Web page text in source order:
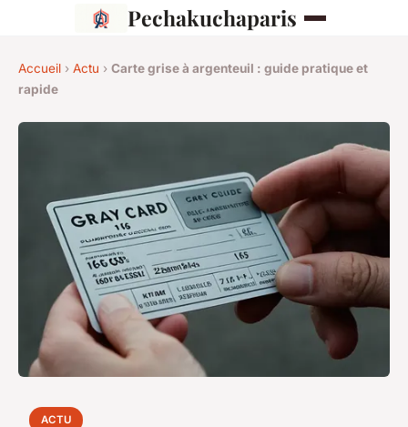
Pechakuchaparis
Accueil › Actu › Carte grise à argenteuil : guide pratique et
rapide
ACTU